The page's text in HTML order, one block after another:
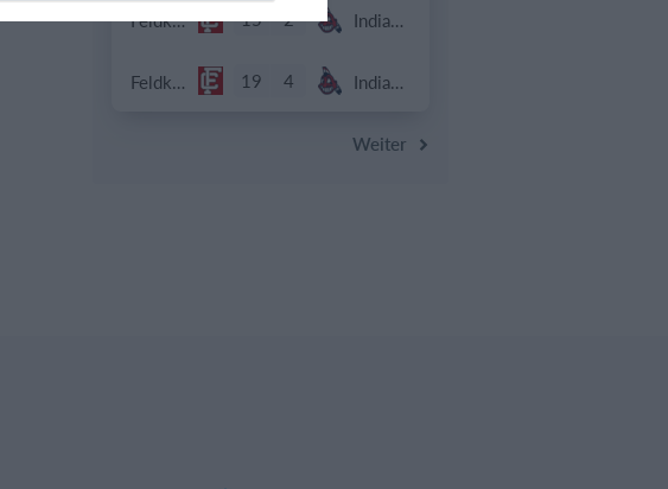
Feldkirch Cardinals U10 15 2 Indians Kids U10
Feldkirch Cardinals U10 19 4 Indians Kids U10
Weiter